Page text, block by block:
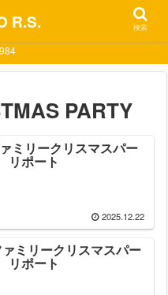
PARTY
ミリークリスマスパー
ポート
2025.12.22
ミリークリスマスパー
ポート
R.S. 検索